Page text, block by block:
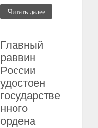
Читать далее
Главный
раввин
России
удостоен
государстве
нного
ордена